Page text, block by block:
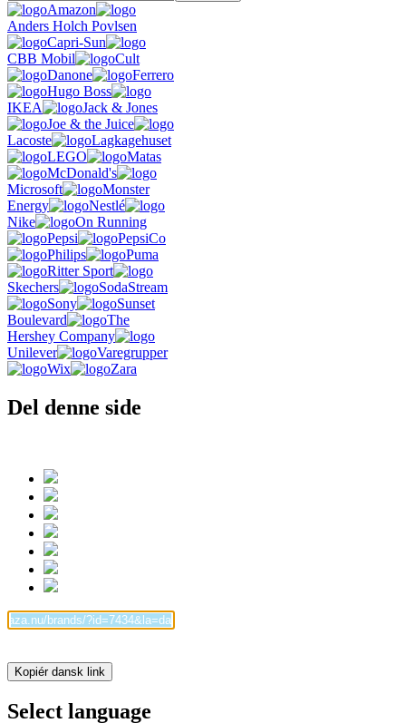
Amazon
Anders Holch Povlsen
Capri-Sun
CBB Mobil
Cult
Danone
Ferrero
Hugo Boss
IKEA
Jack & Jones
Joe & the Juice
Lacoste
Lagkagehuset
LEGO
Matas
McDonald's
Microsoft
Monster
Energy
Nestlé
Nike
On Running
Pepsi
PepsiCo
Philips
Puma
Ritter Sport
Skechers
SodaStream
Sony
Sunset
Boulevard
The
Hershey Company
Unilever
Varegrupper
Wix
Zara
Del denne side
Kopiér dansk link
Select language